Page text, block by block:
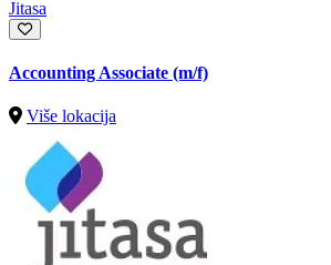
Jitasa
Accounting Associate (m/f)
Više lokacija